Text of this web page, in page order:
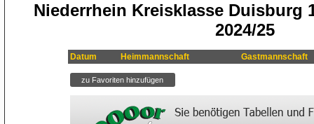
Niederrhein Kreisklasse Duisburg
2024/25
Datum Heimmannschaft Gastmannschaft